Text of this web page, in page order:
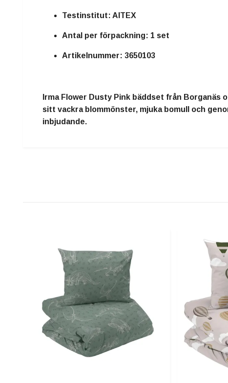
Testinstitut: AITEX
Antal per förpackning: 1 set
Artikelnummer: 3650103
Irma Flower Dusty Pink bäddset från
sitt vackra blommönster, mjuka bomull och
inbjudande.